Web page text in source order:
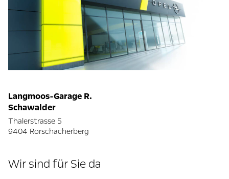
Langmoos-Garage R.
Schawalder
Thalerstrasse 5
9404 Rorschacherberg
Wir sind für Sie da